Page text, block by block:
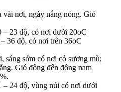
vài nơi, ngày nắng nóng. Gió
– 23 độ, có nơi dưới 20oC
36 độ, có nơi trên 36oC
sáng sớm có nơi có sương mù;
Gió đông đến đông nam
– 24 độ, vùng núi có nơi dưới